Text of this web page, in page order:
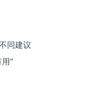
同建议
用"